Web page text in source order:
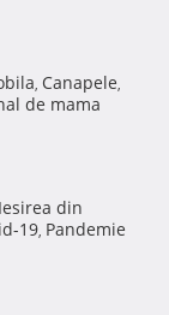
, Canapele,
de mama
Iesirea din
19, Pandemie